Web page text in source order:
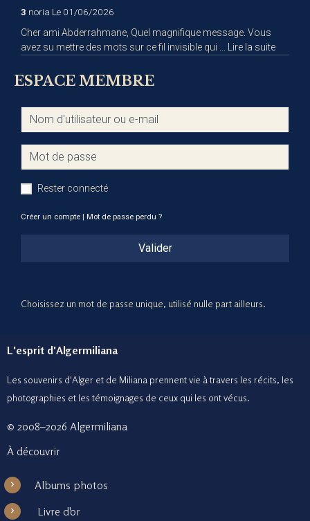
3 noria Le 01/06/2026
Cher ami Abderrahmane, Quel magnifique message. Vous
avez su mettre des mots sur ce fil invisible qui ...
Lire la suite
ESPACE MEMBRE
Rester connecté
Créer un compte | Mot de passe perdu ?
Valider
Choisissez un mot de passe unique, utilisé nulle part ailleurs.
L'esprit d'Algermiliana
Les souvenirs d'Alger et de Miliana prennent vie à travers les récits, les
photographies et les témoignages de ceux qui les ont vécus.
© 2008–2026 Algermiliana
À découvrir
Albums photos
Livre d'or